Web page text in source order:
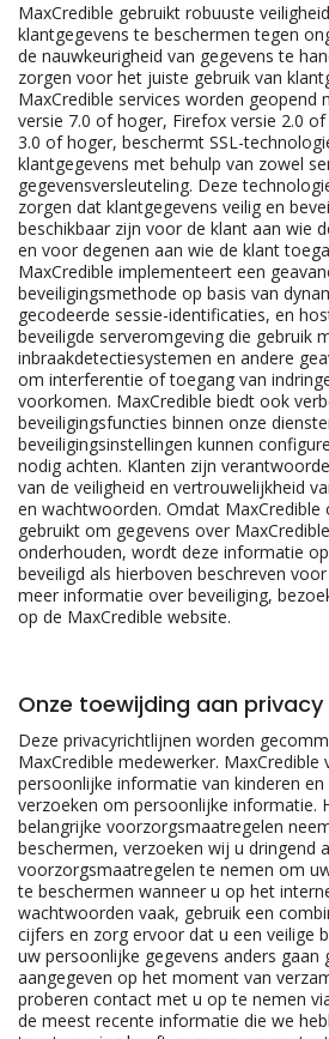
MaxCredible gebruikt robuuste
klantgegevens te beschermen tegen
de nauwkeurigheid van gegevens te
zorgen voor het juiste gebruik van
MaxCredible services worden geopend
versie 7.0 of hoger, Firefox versie 2.0
3.0 of hoger, beschermt SSL-
klantgegevens met behulp van zowel
gegevensversleuteling. Deze
zorgen dat klantgegevens veilig en
beschikbaar zijn voor de klant aan wie
en voor degenen aan wie de klant
MaxCredible implementeert een
beveiligingsmethode op basis van
gecodeerde sessie-identificaties, en
beveiligde serveromgeving die gebruik
inbraakdetectiesystemen en andere
om interferentie of toegang van
voorkomen. MaxCredible biedt ook
beveiligingsfuncties binnen onze
beveiligingsinstellingen kunnen
nodig achten. Klanten zijn
van de veiligheid en vertrouwelijkheid
en wachtwoorden. Omdat MaxCredible
gebruikt om gegevens over
onderhouden, wordt deze informatie
beveiligd als hierboven beschreven
meer informatie over beveiliging,
op de MaxCredible website.
Onze toewijding aan privacy
Deze privacyrichtlijnen worden
MaxCredible medewerker.
persoonlijke informatie van kinderen
verzoeken om persoonlijke informatie.
belangrijke voorzorgsmaatregelen
beschermen, verzoeken wij u dringend
voorzorgsmaatregelen te nemen om
te beschermen wanneer u op het
wachtwoorden vaak, gebruik een
cijfers en zorg ervoor dat u een veilige
uw persoonlijke gegevens anders gaan
aangegeven op het moment van
proberen contact met u op te nemen
de meest recente informatie die we